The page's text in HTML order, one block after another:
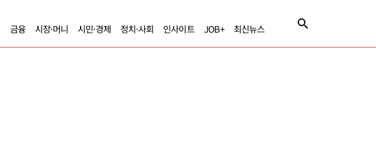
금융 시장·머니 시민·경제 정치·사회 인사이트 JOB+ 최신뉴스